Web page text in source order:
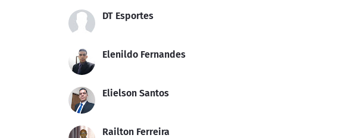
DT Esportes
Elenildo Fernandes
Elielson Santos
Railton Ferreira